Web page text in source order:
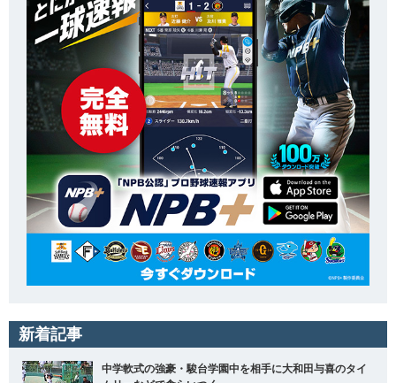
新着記事
中学軟式の強豪・駿台学園中を相手に大和田与喜のタイ